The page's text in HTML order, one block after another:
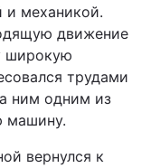
и механикой.
движение
широкую
трудами
ним одним из
машину.
вернулся к